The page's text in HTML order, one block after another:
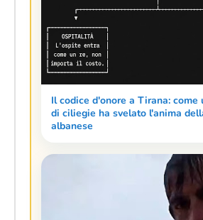
Il codice d'onore a Tirana: come
di ciliegie ha svelato l'anima
albanese